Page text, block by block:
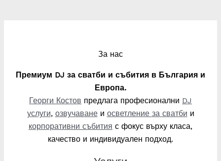
За нас
Премиум DJ за сватби и събития в България и
Европа.
Георги Костов предлага професионални DJ
услуги, озвучаванеи осветление за сватби и
корпоративни събития с фокус върху класа,
качество и индивидуален подход.